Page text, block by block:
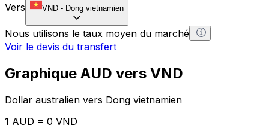
Vers
VND - Dong vietnamien
Nous utilisons le taux moyen du marché
Voir le devis du transfert
Graphique AUD vers VND
Dollar australien vers Dong vietnamien
1 AUD = 0 VND